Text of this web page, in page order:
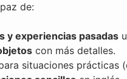
de:
y experiencias pasadas
con más detalles.
situaciones prácticas